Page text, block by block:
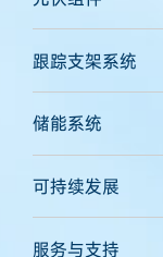
跟踪支架系统
储能系统
可持续发展
服务与支持